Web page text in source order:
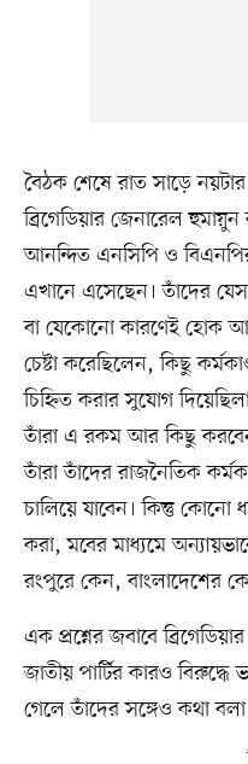
বৈঠক শেষে রাত সাড়ে
ব্রিগেডিয়ার জেনারেল
আনন্দিত এনসিপি ও বিএনপির
এখানে এসেছেন। তাঁদের
বা যেকোনো কারণেই হোক
চেষ্টা করেছিলেন, কিছু
চিহ্নিত করার সুযোগ
তাঁরা এ রকম আর কিছু
তাঁরা তাঁদের রাজনৈতিক
চালিয়ে যাবেন। কিন্তু
করা, মবের মাধ্যমে
রংপুরে কেন, বাংলাদেশের
এক প্রশ্নের জবাবে
জাতীয় পার্টির কারও বিরুদ্ধে
গেলে তাঁদের সঙ্গেও কথা বলা